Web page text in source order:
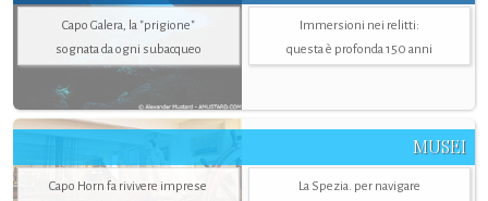
Capo Galera, la "prigione"
sognata da ogni subacqueo
Immersioni nei relitti:
questa è profonda 150 anni
MUSEI
Capo Horn fa rivivere imprese
La Spezia. per navigare